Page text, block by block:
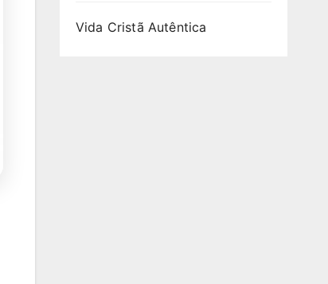
Vida Cristã Autêntica